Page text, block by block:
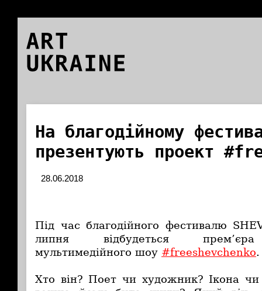
ART
UKRAINE
На благодійному
презентують проект
28.06.2018
Під час благодійного фестивалю
липня відбудеться прем’єра
мультимедійного шоу #freeshevchenko.
Хто він? Поет чи художник? Ікона